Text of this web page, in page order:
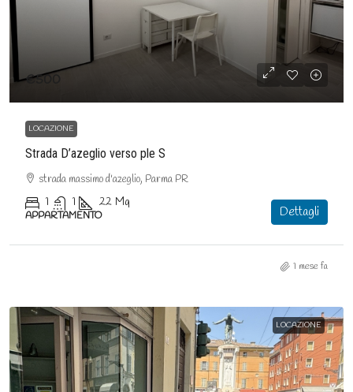
€500
LOCAZIONE
Strada D’azeglio verso ple S
strada massimo d'azeglio, Parma PR
1 1 22 Mq
APPARTAMENTO Dettagli
1 mese fa
LOCAZIONE